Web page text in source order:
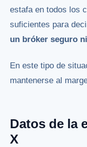
estafa en todos los
suficientes para
un bróker seguro
En este tipo de
mantenerse al
Datos de la
X